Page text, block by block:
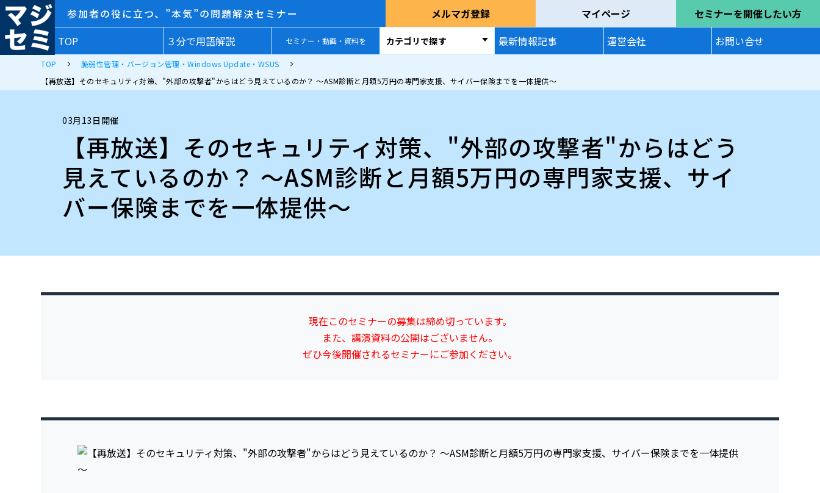
参加者の役に立つ、”本気”の問題解決セミナー メルマガ登録 マイページ
セミナーを開催したい方
TOP
３分で用語解説 セミナー・動画・資料を カテゴリで探す 最新情報記事 運営会社 お問い合せ
TOP
脆弱性管理・バージョン管理・Windows Update・WSUS
【再放送】そのセキュリティ対策、"外部の攻撃者"からはどう見えているのか？ ～ASM診断と月額5万円の専門家支援、サイバー保険までを一体提供～
03月13日開催
【再放送】そのセキュリティ対策、"外部の攻撃者"からはどう
見えているのか？ ～ASM診断と月額5万円の専門家支援、サイ
バー保険までを一体提供～
現在このセミナーの募集は締め切っています。
また、講演資料の公開はございません。
ぜひ今後開催されるセミナーにご参加ください。